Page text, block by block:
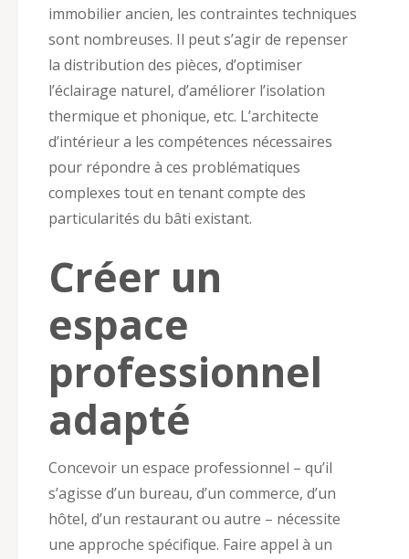
immobilier ancien, les contraintes techniques
sont nombreuses. Il peut s’agir de repenser
la distribution des pièces, d’optimiser
l’éclairage naturel, d’améliorer l’isolation
thermique et phonique, etc. L’architecte
d’intérieur a les compétences nécessaires
pour répondre à ces problématiques
complexes tout en tenant compte des
particularités du bâti existant.
Créer un
espace
professionnel
adapté
Concevoir un espace professionnel – qu’il
s’agisse d’un bureau, d’un commerce, d’un
hôtel, d’un restaurant ou autre – nécessite
une approche spécifique. Faire appel à un